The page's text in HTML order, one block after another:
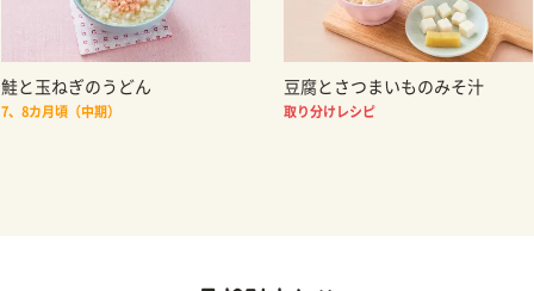
鮭と玉ねぎのうどん
7、8カ月頃（中期）
豆腐とさつまいものみそ汁
取り分けレシピ